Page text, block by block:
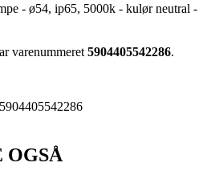
- ø54, ip65, 5000k - kulør neutral -
varenummeret 5904405542286.
5904405542286
OGSÅ